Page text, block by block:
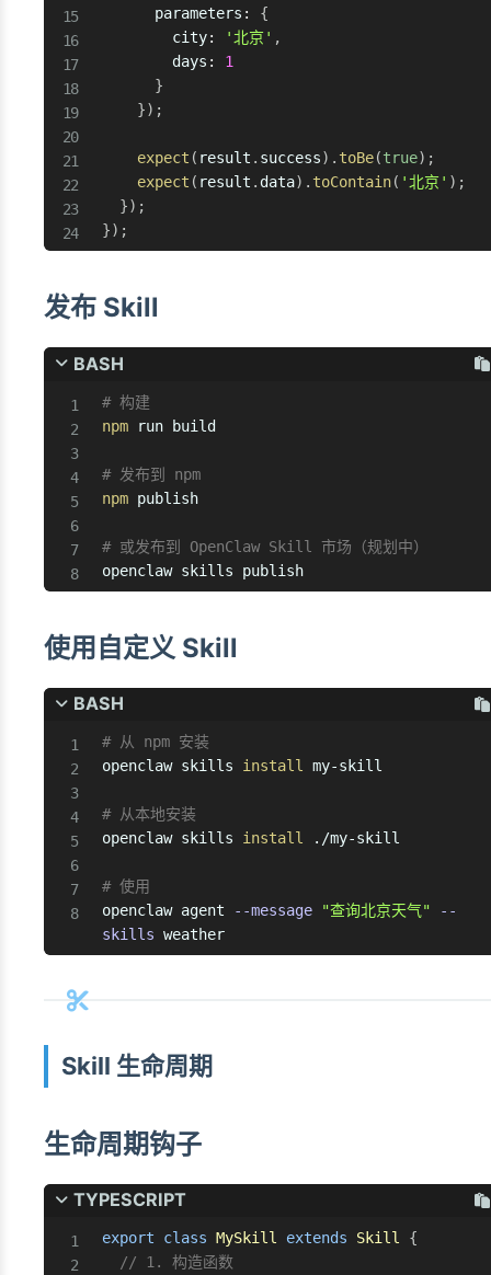
      parameters
:
{
        city
: '北京' ,
        days
:
1
}
}) ;
expect ( result . success) . toBe(true) ;
expect ( result . data) . toContain( '北京' ) ;
}) ;
}) ;
发布 Skill
BASH
# 构建
npm run build
# 发布到 npm
npm publish
# 或发布到 OpenClaw Skill 市场（规划中）
openclaw skills publish
使用自定义 Skill
BASH
# 从 npm 安装
openclaw skills install my-skill
# 从本地安装
openclaw skills install ./my-skill
# 使用
openclaw agent
--message "查询北京天气"
--
skills weather
Skill 生命周期
生命周期钩子
TYPESCRIPT
export class MySkill extends Skill
{
// 1. 构造函数